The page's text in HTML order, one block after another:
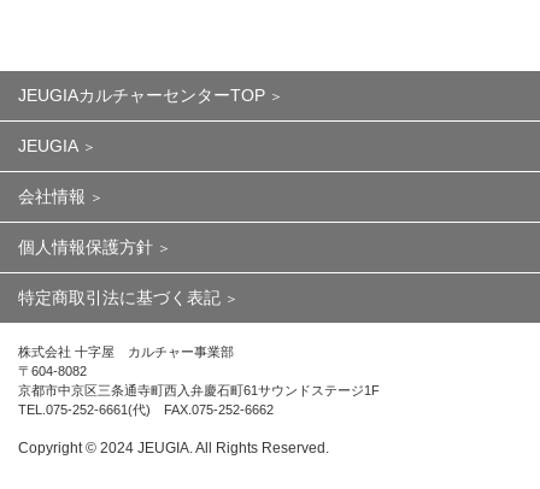
JEUGIAカルチャーセンターTOP
JEUGIA
会社情報
個人情報保護方針
特定商取引法に基づく表記
株式会社 十字屋 カルチャー事業部
〒604-8082
京都市中京区三条通寺町西入弁慶石町61サウンドステージ1F
TEL.075-252-6661(代) FAX.075-252-6662
Copyright ©︎ 2024 JEUGIA. All Rights Reserved.